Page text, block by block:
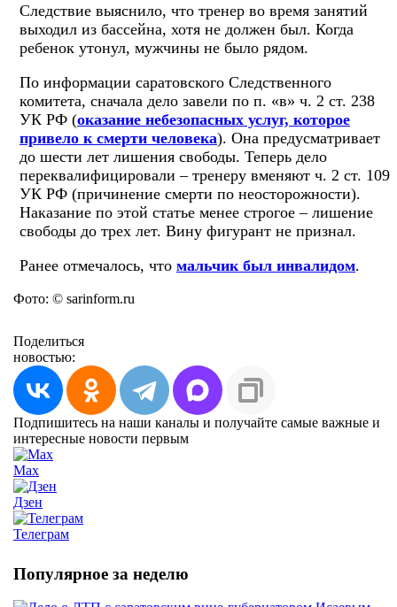
Следствие выяснило, что тренер во время занятий
выходил из бассейна, хотя не должен был. Когда
ребенок утонул, мужчины не было рядом.
По информации саратовского Следственного
комитета, сначала дело завели по п. «в» ч. 2 ст. 238
УК РФ (оказание небезопасных услуг, которое
привело к смерти человека). Она предусматривает
до шести лет лишения свободы. Теперь дело
переквалифицировали – тренеру вменяют ч. 2 ст. 109
УК РФ (причинение смерти по неосторожности).
Наказание по этой статье менее строгое – лишение
свободы до трех лет. Вину фигурант не признал.
Ранее отмечалось, что мальчик был инвалидом.
Фото: © sarinform.ru
Поделиться
новостью:
Подпишитесь на наши каналы и получайте самые важные и
интересные новости первым
Max
Дзен
Телеграм
Популярное за неделю